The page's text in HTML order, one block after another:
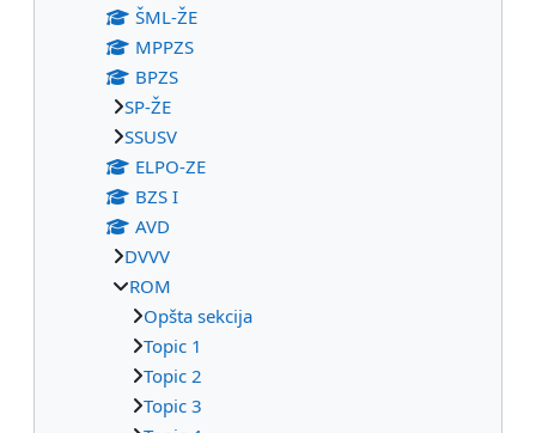
ŠML-ŽE
MPPZS
BPZS
SP-ŽE
SSUSV
ELPO-ZE
BZS I
AVD
DVVV
ROM
Opšta sekcija
Topic 1
Topic 2
Topic 3